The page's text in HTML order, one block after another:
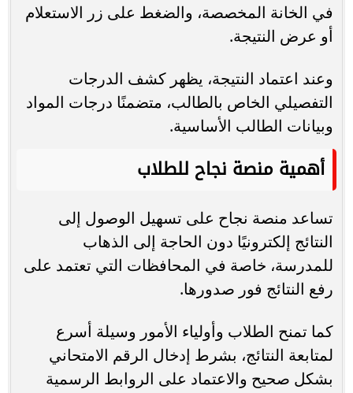
في الخانة المخصصة، والضغط على زر الاستعلام
أو عرض النتيجة.
وعند اعتماد النتيجة، يظهر كشف الدرجات
التفصيلي الخاص بالطالب، متضمنًا درجات المواد
وبيانات الطالب الأساسية.
أهمية منصة نجاح للطلاب
تساعد منصة نجاح على تسهيل الوصول إلى
النتائج إلكترونيًا دون الحاجة إلى الذهاب
للمدرسة، خاصة في المحافظات التي تعتمد على
رفع النتائج فور صدورها.
كما تمنح الطلاب وأولياء الأمور وسيلة أسرع
لمتابعة النتائج، بشرط إدخال الرقم الامتحاني
بشكل صحيح والاعتماد على الروابط الرسمية